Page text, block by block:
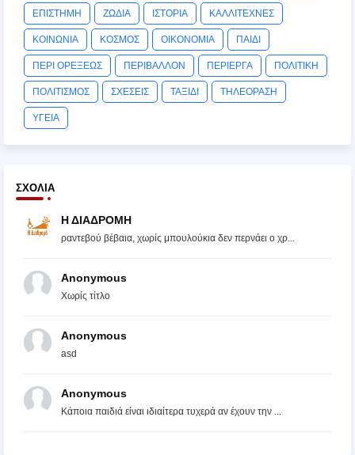
ΕΠΙΣΤΗΜΗ ΖΩΔΙΑ ΙΣΤΟΡΙΑ ΚΑΛΛΙΤΕΧΝΕΣ
ΚΟΙΝΩΝΙΑ ΚΟΣΜΟΣ ΟΙΚΟΝΟΜΙΑ ΠΑΙΔΙ
ΠΕΡΙ ΟΡΕΞΕΩΣ ΠΕΡΙΒΑΛΛΟΝ ΠΕΡΙΕΡΓΑ ΠΟΛΙΤΙΚΗ
ΠΟΛΙΤΙΣΜΟΣ ΣΧΕΣΕΙΣ ΤΑΞΙΔΙ ΤΗΛΕΟΡΑΣΗ
ΥΓΕΙΑ
ΣΧΌΛΙΑ
Η ΔΙΑΔΡΟΜΗ
ραντεβού βέβαια, χωρίς μπουλούκια δεν περνάει ο χρ...
Anonymous
Χωρίς τίτλο
Anonymous
asd
Anonymous
Κάποια παιδιά είναι ιδιαίτερα τυχερά αν έχουν την ...